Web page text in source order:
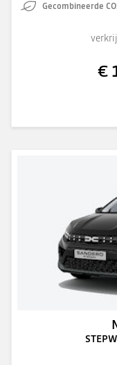
Gecombineerde
€